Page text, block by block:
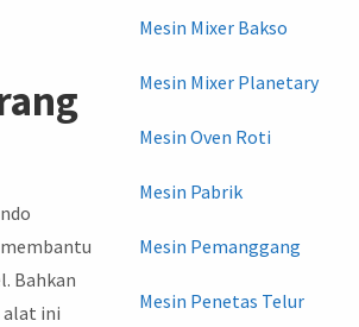
Bahkan
alat ini
Mesin Mixer Bakso
Mesin Mixer Planetary
Mesin Oven Roti
Mesin Pabrik
Mesin Pemanggang
Mesin Penetas Telur